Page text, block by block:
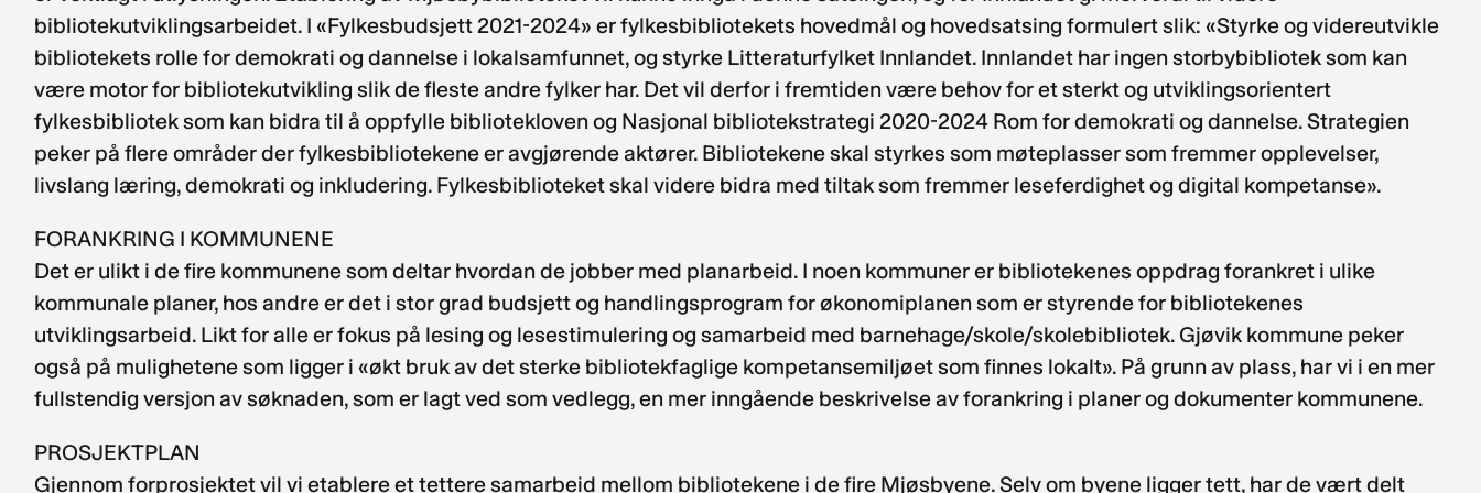
bibliotekutviklingsarbeidet. I «Fylkesbudsjett 2021-2024» er fylkesbibliotekets hovedmål og hovedsatsing formulert slik: «Styrke og videreutvikle
bibliotekets rolle for demokrati og dannelse i lokalsamfunnet, og styrke Litteraturfylket Innlandet. Innlandet har ingen storbybibliotek som kan
være motor for bibliotekutvikling slik de fleste andre fylker har. Det vil derfor i fremtiden være behov for et sterkt og utviklingsorientert
fylkesbibliotek som kan bidra til å oppfylle bibliotekloven og Nasjonal bibliotekstrategi 2020-2024 Rom for demokrati og dannelse. Strategien
peker på flere områder der fylkesbibliotekene er avgjørende aktører. Bibliotekene skal styrkes som møteplasser som fremmer opplevelser,
livslang læring, demokrati og inkludering. Fylkesbiblioteket skal videre bidra med tiltak som fremmer leseferdighet og digital kompetanse».
FORANKRING I KOMMUNENE
Det er ulikt i de fire kommunene som deltar hvordan de jobber med planarbeid. I noen kommuner er bibliotekenes oppdrag forankret i ulike
kommunale planer, hos andre er det i stor grad budsjett og handlingsprogram for økonomiplanen som er styrende for bibliotekenes
utviklingsarbeid. Likt for alle er fokus på lesing og lesestimulering og samarbeid med barnehage/skole/skolebibliotek. Gjøvik kommune peker
også på mulighetene som ligger i «økt bruk av det sterke bibliotekfaglige kompetansemiljøet som finnes lokalt». På grunn av plass, har vi i en mer
fullstendig versjon av søknaden, som er lagt ved som vedlegg, en mer inngående beskrivelse av forankring i planer og dokumenter kommunene.
PROSJEKTPLAN
Gjennom forprosjektet vil vi etablere et tettere samarbeid mellom bibliotekene i de fire Mjøsbyene. Selv om byene ligger tett, har de vært delt